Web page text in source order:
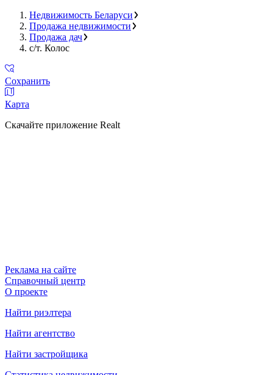
Недвижимость Беларуси
Продажа недвижимости
Продажа дач
с/т. Колос
Сохранить
Карта
Скачайте приложение Realt
Реклама на сайте
Справочный центр
О проекте
Найти риэлтера
Найти агентство
Найти застройщика